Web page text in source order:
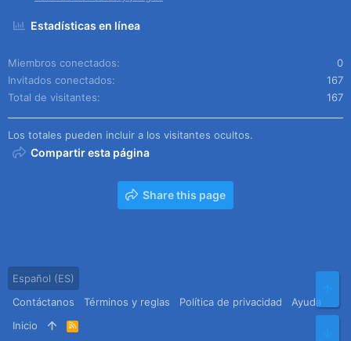
Estadísticas en línea
Miembros conectados
0
Invitados conectados
167
Total de visitantes
167
Los totales pueden incluir a los visitantes ocultos.
Compartir esta página
Share this page
Español (ES)
Contáctanos
Términos y reglas Política de privacidad
Ayuda
Inicio
R
S